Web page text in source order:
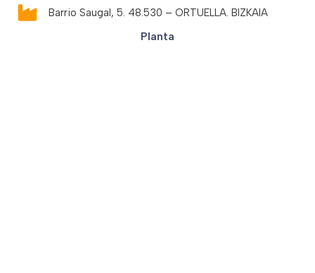
Barrio Saugal, 5. 48.530 – ORTUELLA. BIZKAIA
Planta